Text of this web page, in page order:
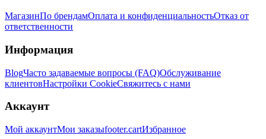
МагазинПо брендамОплата и конфиденциальностьОтказ от
ответственности
Информация
BlogЧасто задаваемые вопросы (FAQ)Обслуживание
клиентовНастройки CookieСвяжитесь с нами
Аккаунт
Мой аккаунтМои заказыfooter.cartИзбранное